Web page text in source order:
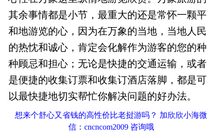
其余事情都是小节，最重大的还是常怀一颗平
和地游览的心，因为在万象的当地，当地人民
的热忱和诚心，肯定会化解作为游客的您的种
种顾忌和担心；无论是快捷的交通运输，或者
是便捷的收集订票和收集订酒店落脚，都是可
以最快捷地切实帮忙你解决问题的好办法。
想来个舒心又省钱的高性价比老挝游吗？ 加欣欣小海微
信：cncncom2009 咨询哦